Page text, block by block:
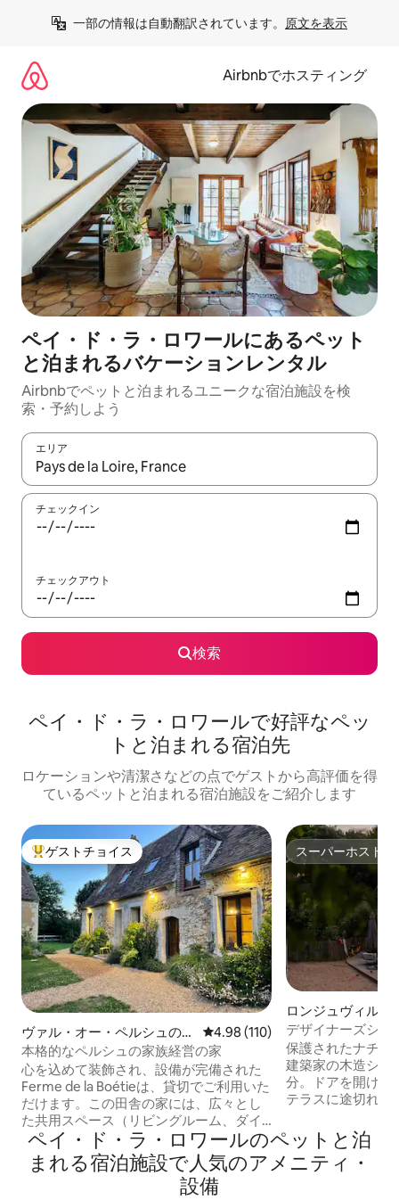
一部の情報は自動翻訳されています。 原文を表示
Airbnbでホスティング
ペイ・ド・ラ・ロワールにあるペット
と泊まれるバケーションレンタル
Airbnbでペットと泊まれるユニークな宿泊施設を検
索・予約しよう
エリア
検索結果が表示されたら、上下の矢印キーを使って移動するか
チェックイン
チェックアウト
検索
ペイ・ド・ラ・ロワールで好評なペッ
トと泊まれる宿泊先
ロケーションや清潔さなどの点でゲストから高評価を得
ているペットと泊まれる宿泊施設をご紹介します
大好評のゲストチョイスです。
ゲストチョイス
ヴァル・オー・ペルシュのコ
テージ
レビュー110件、5つ星中4.98つ
4.98 (110)
本格的なペルシュの家族経営の家
心を込めて装飾され、設備が完備された
Ferme de la Boétieは、貸切でご利用いた
だけます。この田舎の家には、広々とし
た共用スペース（リビングルーム、ダイ
ニングルーム、テレビルーム）、寝室4
室、バスルーム3室があります。屋外で
は、庭園と牧草地をお楽しみください。
ペルシュ地域自然公園の中心部に位置
スーパーホスト
スーパーホスト
ロンジュヴィル・
ールのシャレー
デザイナーズシャ
分•サウナ
保護されたナチュ
建築家の木造シャ
分。ドアを開ける
テラスに途切れる
ながら眠りにつ
や2階のテレビラ
間、大人たちは
ペイ・ド・ラ・ロワールのペットと泊
まれる宿泊施設で人気のアメニティ・
設備